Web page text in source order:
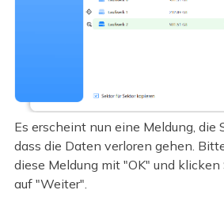
Es erscheint nun eine Meldung, die
dass die Daten verloren gehen.
diese Meldung mit "OK" und
auf "Weiter".